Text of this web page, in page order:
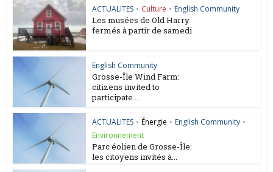
ACTUALITES • Culture • English Community
Les musées de Old Harry
fermés à partir de samedi
English Community
Grosse-Île Wind Farm:
citizens invited to
participate...
ACTUALITES • Énergie • English Community •
Environnement
Parc éolien de Grosse-Île:
les citoyens invités à...